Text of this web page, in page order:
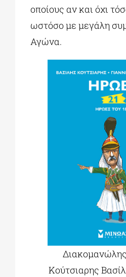
οποίους αν και όχι
ωστόσο με μεγάλη
Αγώνα.
Κούτσιαρης